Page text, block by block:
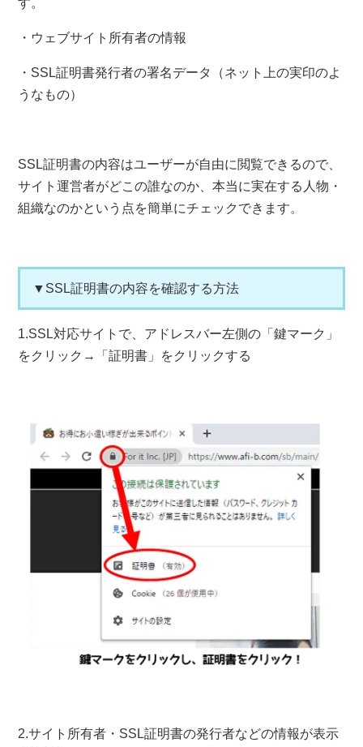
・ウェブサイト所有者の情報
・SSL証明書発行者の署名データ（ネット上の実印のよ
うなもの）
SSL証明書の内容はユーザーが自由に閲覧できるので、
サイト運営者がどこの誰なのか、本当に実在する人物・
組織なのかという点を簡単にチェックできます。
▼SSL証明書の内容を確認する方法
1.SSL対応サイトで、アドレスバー左側の「鍵マーク」
をクリック→「証明書」をクリックする
2.サイト所有者・SSL証明書の発行者などの情報が表示